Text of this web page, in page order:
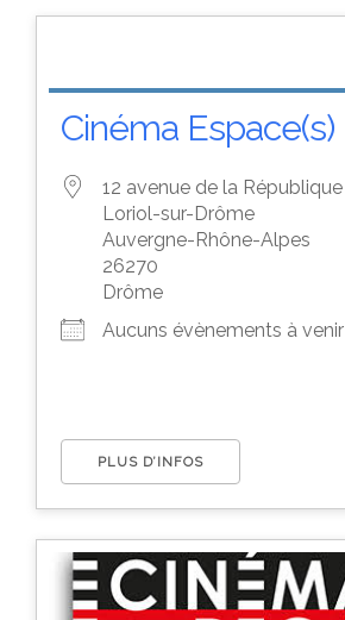
Cinéma Espace(s)
12 avenue de la République
Loriol-sur-Drôme
Auvergne-Rhône-Alpes
26270
Drôme
Aucuns évènements à venir
PLUS D’INFOS